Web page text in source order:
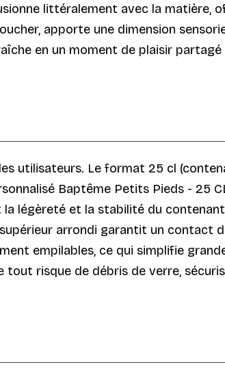
littéralement avec la matière,
apporte une dimension
en un moment de plaisir
utilisateurs. Le format 25 cl
Baptême Petits Pieds - 25
légèreté et la stabilité du
arrondi garantit un contact
empilables, ce qui simplifie
risque de débris de verre,